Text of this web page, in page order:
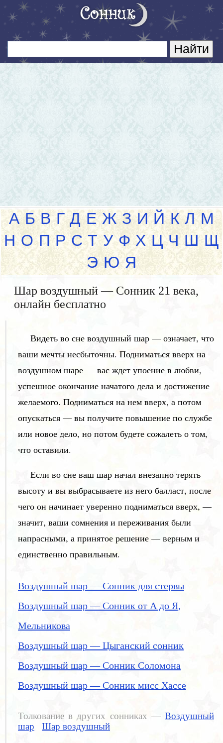
А Б В Г Д Е Ж З И Й К Л М
Н О П Р С Т У Ф Х Ц Ч Ш Щ
Э Ю Я
Шар воздушный — Сонник 21 века,
онлайн бесплатно
Видеть во сне воздушный шар — означает, что
ваши мечты несбыточны. Подниматься вверх на
воздушном шаре — вас ждет упоение в любви,
успешное окончание начатого дела и достижение
желаемого. Подниматься на нем вверх, а потом
опускаться — вы получите повышение по службе
или новое дело, но потом будете сожалеть о том,
что оставили.
Если во сне ваш шар начал внезапно терять
высоту и вы выбрасываете из него балласт, после
чего он начинает уверенно подниматься вверх, —
значит, ваши сомнения и переживания были
напрасными, а принятое решение — верным и
единственно правильным.
Воздушный шар — Сонник для стервы
Воздушный шар — Сонник от А до Я,
Мельникова
Воздушный шар — Цыганский сонник
Воздушный шар — Сонник Соломона
Воздушный шар — Сонник мисс Хассе
Толкование в других сонниках — Воздушный
шар
Шар воздушный